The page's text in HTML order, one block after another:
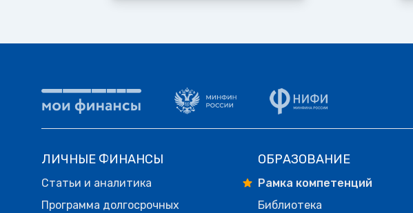
ЛИЧНЫЕ ФИНАНСЫ
Статьи и аналитика
Программа долгосрочных
ОБРАЗОВАНИЕ
Рамка компетенций
Библиотека